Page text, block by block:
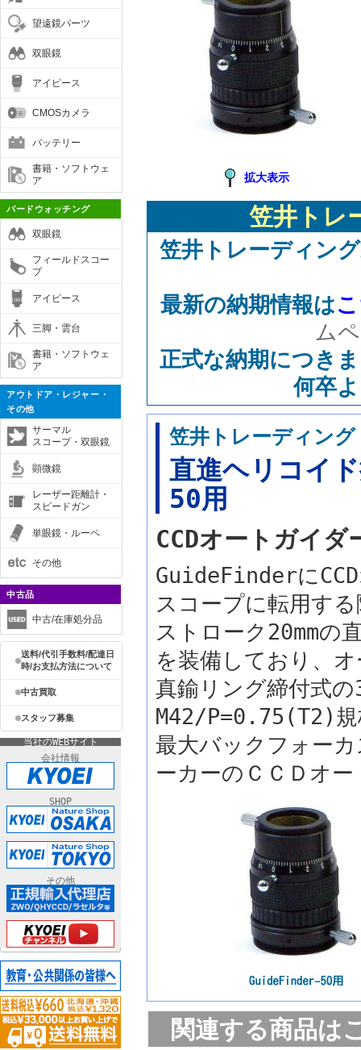
望遠鏡パーツ
双眼鏡
アイピース
CMOSカメラ
バッテリー
書籍・ソフトウェ
ア
バードウォッチング
双眼鏡
フィールドスコー
プ
アイピース
三脚・雲台
書籍・ソフトウェ
ア
アウトドア・レジャー・
その他
サーマル
スコープ・双眼鏡
顕微鏡
レーザー距離計・
スピードガン
単眼鏡・ルーペ
その他
中古品
中古/在庫処分品
送料/代引手数料/配達日
時/お支払方法について
中古買取
スタッフ募集
当社のWEBサイト
会社情報
SHOP
その他
拡大表示
笠井トレ
笠井トレーディン
最新の納期情報は
ム
正式な納期につき
何卒
笠井トレーディン
直進ヘリコイ
50用
CCDオートガイ
GuideFinderに
スコープに転用す
ストローク20mmの
を装備しており、
真鍮リング締付式
M42/P=0.75(T2)規
最大バックフォー
ーカーのＣＣＤオ
関連する商品は